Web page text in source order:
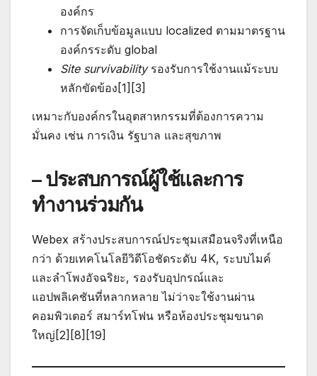
องค์กร
การจัดเก็บข้อมูลแบบ localized ตามมาตรฐาน
องค์กรระดับ global
Site survivabilityรองรับการใช้งานแม้ระบบ
หลักขัดข้อง[1][3]
เหมาะกับองค์กรในอุตสาหกรรมที่ต้องการความ
มั่นคง เช่น การเงิน รัฐบาล และสุขภาพ
– ประสบการณ์ผู้ใช้และการ
ทำงานร่วมกัน
Webex สร้างประสบการณ์ประชุมเสมือนจริงที่เหนือ
กว่า ด้วยเทคโนโลยีวิดีโอชัดระดับ 4K, ระบบไมค์
และลำโพงอัจฉริยะ, รองรับอุปกรณ์และ
แอปพลิเคชันที่หลากหลาย ไม่ว่าจะใช้งานผ่าน
คอมพิวเตอร์ สมาร์ทโฟน หรือห้องประชุมขนาด
ใหญ่[2][8][19]